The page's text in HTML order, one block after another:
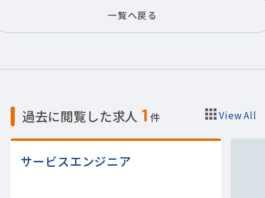
一覧へ戻る
過去に閲覧した求人 1 件 View All
サービスエンジニア